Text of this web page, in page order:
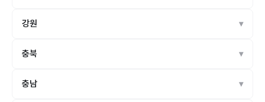
강원
충북
충남